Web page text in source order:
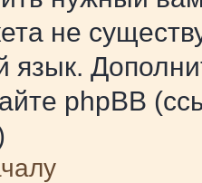
не
язык.
phpBB